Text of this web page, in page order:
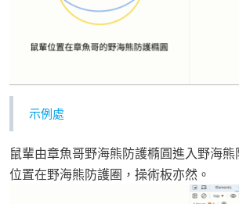
示例處
鼠輩由章魚哥野海熊防護橢圓進入野海
位置在野海熊防護圈，操術板亦然。